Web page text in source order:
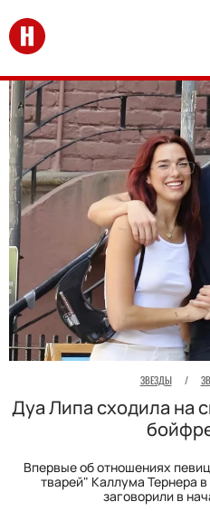
Перейти на главную
ЗВЕЗДЫ /
Дуа Липа сходила на
Впервые об отношениях
тварей" Каллума Тернера
заговорили в